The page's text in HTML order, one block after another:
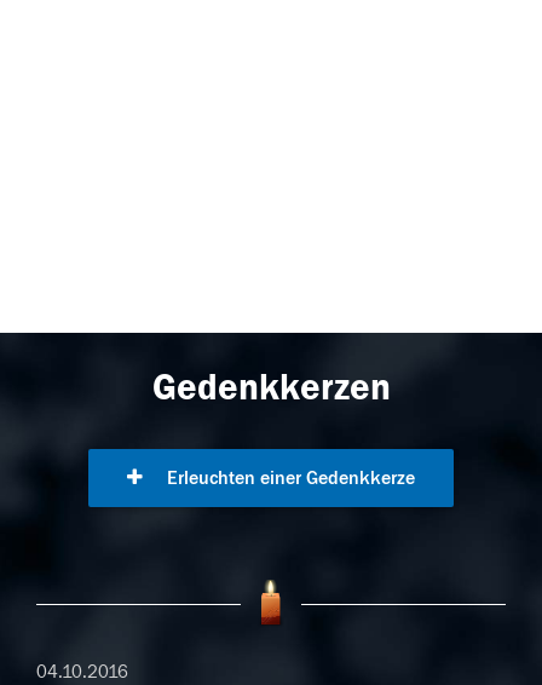
Gedenkkerzen
Erleuchten einer Gedenkkerze
04.10.2016